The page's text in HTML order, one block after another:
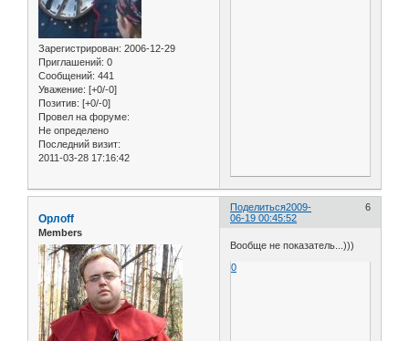
Зарегистрирован: 2006-12-29
Приглашений: 0
Сообщений: 441
Уважение: [+0/-0]
Позитив: [+0/-0]
Провел на форуме:
Не определено
Последний визит:
2011-03-28 17:16:42
Поделиться 6
2009-
06-19 00:45:52
Орлоff
Members
Вообще не показатель...)))
0